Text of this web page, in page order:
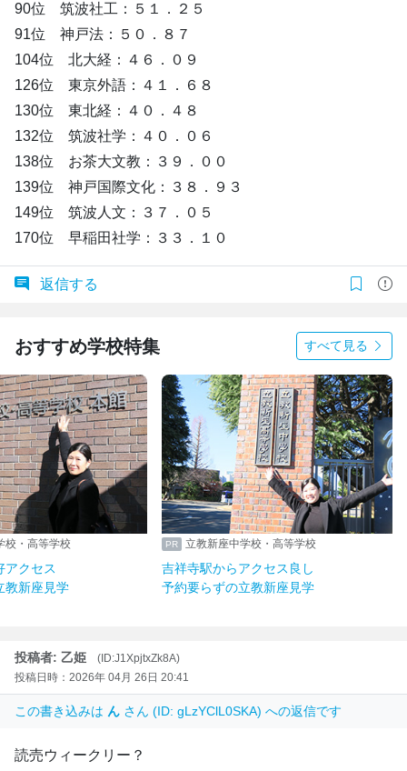
90位 筑波社工：５１．２５
91位 神戸法：５０．８７
104位 北大経：４６．０９
126位 東京外語：４１．６８
130位 東北経：４０．４８
132位 筑波社学：４０．０６
138位 お茶大文教：３９．００
139位 神戸国際文化：３８．９３
149位 筑波人文：３７．０５
170位 早稲田社学：３３．１０
返信する
おすすめ学校特集 すべて見る
校・高等学校
アクセス
教新座見学
立教新座中学校・高等学校
吉祥寺駅からアクセス良し
予約要らずの立教新座見学
投稿者: 乙姫
(ID:J1XpjtxZk8A)
投稿日時：2026年 04月 26日 20:41
この書き込みは ん さん (ID: gLzYClL0SKA) への返信です
読売ウィークリー？